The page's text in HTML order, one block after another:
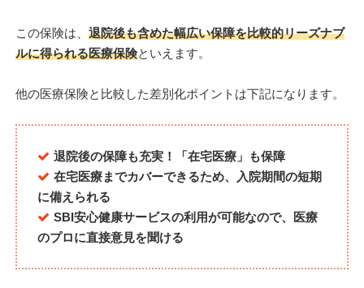
この保険は、 退院後も含めた幅広い保障を比較的リーズナブ
ルに得られる医療保険といえます。
他の医療保険と比較した差別化ポイントは下記になります。
退院後の保障も充実！「在宅医療」も保障
在宅医療までカバーできるため、入院期間の短期
に備えられる
SBI安心健康サービスの利用が可能なので、医療
のプロに直接意見を聞ける